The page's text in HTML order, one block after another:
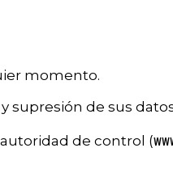
momento.
supresión de sus
de control (